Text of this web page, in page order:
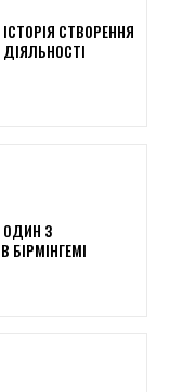
СТВОРЕННЯ
ОДИН З
БІРМІНГЕМІ